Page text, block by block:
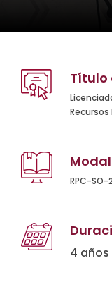
Título
RPC-SO-
4 años